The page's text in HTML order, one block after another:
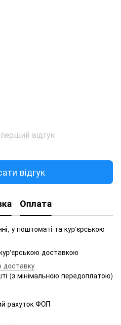
відгук
відгук
Оплата
у поштоматі та кур'єрською
доставкою
доставку
(з мінімальною передоплатою)
рахуток ФОП